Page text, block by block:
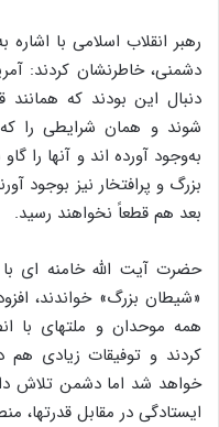
رهبر انقلاب اسلامی با
دشمنی، خاطرنشان کردند:
دنبال این بودند که همانند
شوند و همان شرایطی را
به‌وجود آورده اند و آنها را
بزرگ و پرافتخار نیز بوجود
بعد هم قطعاً نخواهند رسید.
حضرت آیت الله خامنه ای با
«شیطان بزرگ» خواندند،
همه موحدان و ملتهای با
کردند و توفیقات زیادی
خواهد شد اما دشمن تلاش
ایستادگی در مقابل قدرتها،